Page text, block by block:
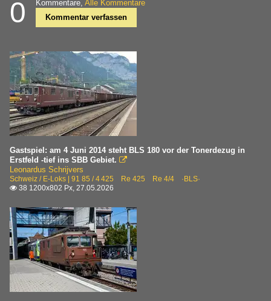
0 Kommentare, Alle Kommentare
Kommentar verfassen
Gastspiel: am 4 Juni 2014 steht BLS 180 vor der Tonerdezug in
Erstfeld -tief ins SBB Gebiet. 
Leonardus Schrijvers
Schweiz / E-Loks | 91 85 / 4 425 Re 425 Re 4/4 ·BLS·
 38 1200x802 Px, 27.05.2026